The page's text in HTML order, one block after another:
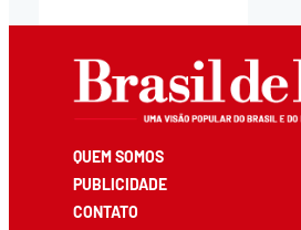
QUEM SOMOS
PUBLICIDADE
CONTATO